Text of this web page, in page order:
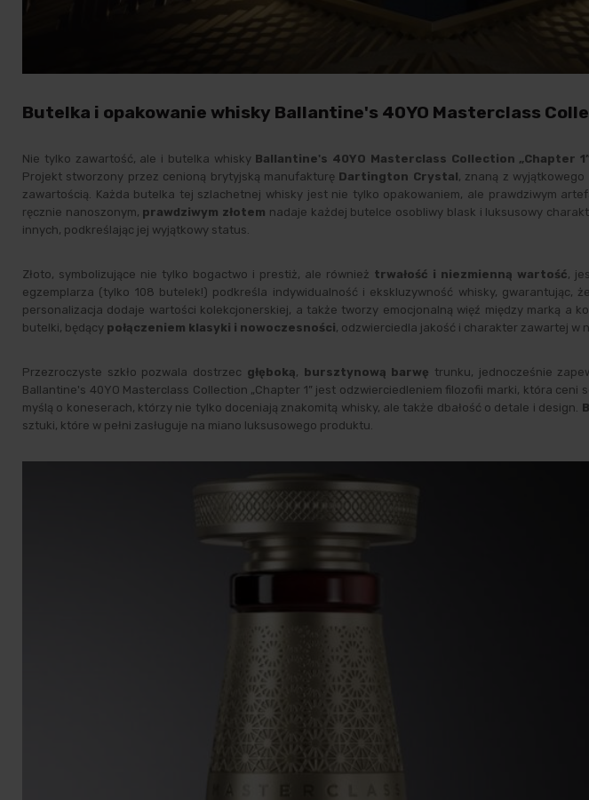
Butelka i opakowanie whisky Ballantine's 40YO Masterclass
Nie tylko zawartość, ale i butelka whisky Ballantine's 40YO Masterclass Collection „Chapter
Projekt stworzony przez cenioną brytyjską manufakturę Dartington Crystal, znaną z
zawartością. Każda butelka tej szlachetnej whisky jest nie tylko opakowaniem, ale prawdziwym
ręcznie nanoszonym, prawdziwym złotem nadaje każdej butelce osobliwy blask i luksusowy
innych, podkreślając jej wyjątkowy status.
Złoto, symbolizujące nie tylko bogactwo i prestiż, ale również trwałość i niezmienną wartość,
egzemplarza (tylko 108 butelek!) podkreśla indywidualność i ekskluzywność whisky, gwarantując,
personalizacja dodaje wartości kolekcjonerskiej, a także tworzy emocjonalną więź między marką a
butelki, będący połączeniem klasyki i nowoczesności, odzwierciedla jakość i charakter zawartej w
Przezroczyste szkło pozwala dostrzec głęboką, bursztynową barwę trunku, jednocześnie
Ballantine's 40YO Masterclass Collection „Chapter 1” jest odzwierciedleniem filozofii marki, która
myślą o koneserach, którzy nie tylko doceniają znakomitą whisky, ale także dbałość o detale i design.
sztuki, które w pełni zasługuje na miano luksusowego produktu.